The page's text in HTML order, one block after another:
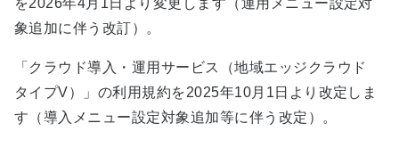
を2026年4月1日より変更します（運用メニュー設定対
象追加に伴う改訂）。
「クラウド導入・運用サービス（地域エッジクラウド
タイプV）」の利用規約を2025年10月1日より改定しま
す（導入メニュー設定対象追加等に伴う改定）。